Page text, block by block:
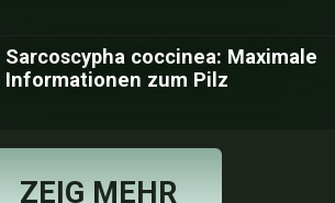
Sarcoscypha coccinea: Maximale
Informationen zum Pilz
ZEIG MEHR